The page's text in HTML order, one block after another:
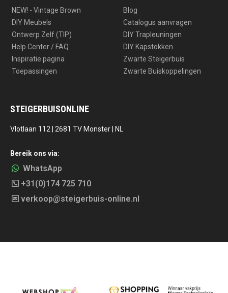
NEW! - Vintage Brown
DIY Meubels
Ontwerp Zelf (TIP)
Help Center / FAQ
Inspiratie pagina
Toepassingen
Blog
Catalogus aanvragen
DIY Trapleuningen
DIY Kapstokken
Zwarte Steigerbuis
Zwarte Buiskoppelingen
STEIGERBUISONLINE
Vlotlaan 112 | 2681 TV Monster | NL
Bereik ons via:
WhatsApp
+31(0)174 725 710
verkoop@steigerbuis-online.nl